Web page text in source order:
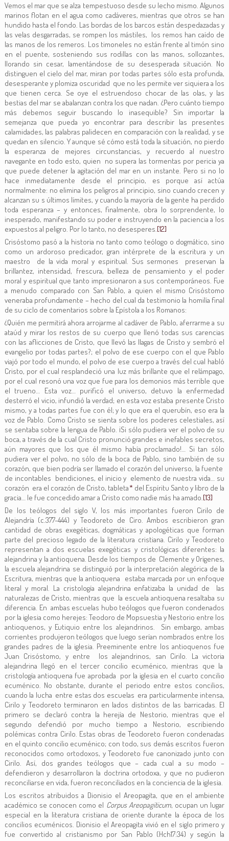
Vemos el mar que se alza tempestuoso desde su lecho mismo. Algunos
marinos flotan en el agua como cadáveres, mientras que otros se han
hundido hasta el fondo. Las bordas de los barcos están despedazadas y
las velas desgarradas, se rompen los mástiles, los remos han caído de
las manos de los remeros. Los timoneles no están frente al timón sino
en el puente, sosteniendo sus rodillas con las manos, sollozantes,
llorando sin cesar, lamentándose de su desesperada situación. No
distinguen el cielo del mar, miran por todas partes sólo esta profunda,
desesperante y plomiza oscuridad que no les permite ver siquiera a los
que tienen cerca. Se oye el estruendoso chocar de las olas, y las
bestias del mar se abalanzan contra los que nadan. ¿Pero cuánto tiempo
más debemos seguir buscando lo inasequible? Sin importar la
semejanza que pueda yo encontrar para describir las presentes
calamidades, las palabras palidecen en comparación con la realidad, y se
quedan en silencio. Y aunque sé cómo está toda la situación, no pierdo
la esperanza de mejores circunstancias, y recuerdo al nuestro
navegante en todo esto, quien no supera las tormentas por pericia ya
que puede detener la agitación del mar en un instante. Pero si no lo
hace inmediatamente desde el principio, es porque así actúa
normalmente: no elimina los peligros al principio, sino cuando crecen y
alcanzan su s últimos límites, y cuando la mayoría de la gente ha perdido
toda esperanza – y entonces, finalmente, obra lo sorprendente, lo
inesperado, manifestando su poder e instruyendo en la paciencia a los
expuestos al peligro. Por lo tanto, no desesperes.[12]
Crisóstomo pasó a la historia no tanto como teólogo o dogmático, sino
como un ardoroso predicador, gran intérprete de la escritura y un
maestro de la vida moral y espiritual. Sus sermones preservan la
brillantez, intensidad, frescura, belleza de pensamiento y el poder
moral y espiritual que tanto impresionaron a sus contemporáneos. Fue
a menudo comparado con San Pablo, a quien el mismo Crisóstomo
veneraba profundamente – hecho del cual da testimonio la homilía final
de su ciclo de comentarios sobre la Epístola a los Romanos:
¿Quién me permitirá ahora arrojarme al cadáver de Pablo, aferrarme a su
ataúd y mirar los restos de su cuerpo que llenó todas sus carencias
con las aflicciones de Cristo, que llevó las llagas de Cristo y sembró el
evangelio por todas partes?; el polvo de ese cuerpo con el que Pablo
viajó por todo el mundo, el polvo de ese cuerpo a través del cual habló
Cristo, por el cual resplandeció una luz más brillante que el relámpago,
por el cual resonó una voz que fue para los demonios más terrible que
el trueno… Esta voz… purificó el universo, detuvo la enfermedad
desterró el vicio, infundió la verdad; en esta voz estaba presente Cristo
mismo, y a todas partes fue con él; y lo que era el querubín, eso era la
voz de Pablo. Como Cristo se sienta sobre los poderes celestiales, así
se sentaba sobre la lengua de Pablo. ¡Si sólo pudiera ver el polvo de su
boca, a través de la cual Cristo pronunció grandes e inefables secretos,
aún mayores que los que él mismo había proclamado!… Si tan sólo
pudiera ver el polvo, no sólo de la boca de Pablo, sino también de su
corazón, que bien podría ser llamado el corazón del universo, la fuente
de incontables bendiciones, el inicio y elemento de nuestra vida… su
corazón era el corazón de Cristo, tableta*del Espíritu Santo y libro de la
gracia… le fue concedido amar a Cristo como nadie más ha amado.[13]
De los teólogos del siglo V, los más importantes fueron Cirilo de
Alejandría (c.377-444) y Teodoreto de Ciro. Ambos escribieron gran
cantidad de obras exegéticas, dogmáticas y apologéticas que forman
parte del precioso legado de la literatura cristiana. Cirilo y Teodoreto
representan a dos escuelas exegéticas y cristológicas diferentes: la
alejandrina y la antioquena. Desde los tiempos de Clemente y Orígenes,
la escuela alejandrina se distinguió por la interpretación alegórica de la
Escritura, mientras que la antioquena estaba marcada por un enfoque
literal y moral. La cristología alejandrina enfatizaba la unidad de las
naturalezas de Cristo, mientras que la escuela antioquena resaltaba su
diferencia. En ambas escuelas hubo teólogos que fueron condenados
por la iglesia como herejes: Teodoro de Mopsuestia y Nestorio entre los
antioquenos, y Eutiquio entre los alejandrinos. Sin embargo, ambas
corrientes produjeron teólogos que luego serían nombrados entre los
grandes padres de la iglesia. Preeminente entre los antioquenos fue
Juan Crisóstomo, y entre los alejandrinos, san Cirilo. La victoria
alejandrina llegó en el tercer concilio ecuménico, mientras que la
cristología antioquena fue aprobada por la iglesia en el cuarto concilio
ecuménico. No obstante, durante el periodo entre estos concilios,
cuando la lucha entre estas dos escuelas era particularmente intensa,
Cirilo y Teodoreto terminaron en lados distintos de las barricadas. El
primero se declaró contra la herejía de Nestorio, mientras que el
segundo defendió por mucho tiempo a Nestorio, escribiendo
polémicas contra Cirilo. Estas obras de Teodoreto fueron condenadas
en el quinto concilio ecuménico; con todo, sus demás escritos fueron
reconocidos como ortodoxos, y Teodoreto fue canonizado junto con
Cirilo. Así, dos grandes teólogos que – cada cual a su modo –
defendieron y desarrollaron la doctrina ortodoxa, y que no pudieron
reconciliarse en vida, fueron reconciliados en la conciencia de la iglesia.
Los escritos atribuidos a Dionisio el Areopagita, que en el ambiente
académico se conocen como el Corpus Areopagiticum, ocupan un lugar
especial en la literatura cristiana de oriente durante la época de los
concilios ecuménicos. Dionisio el Areopagita vivió en el siglo primero y
fue convertido al cristianismo por San Pablo (Hch17:34) y según la